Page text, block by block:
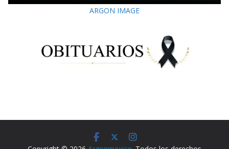
ARGON IMAGE